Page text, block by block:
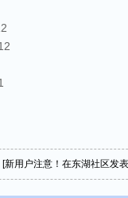
[新用户注意！在东湖社区发